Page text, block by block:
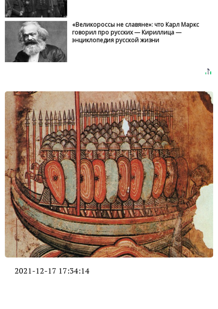
«Великороссы не славяне»: что Карл Маркс
говорил про русских — Кириллица —
энциклопедия русской жизни
2021-12-17 17:34:14